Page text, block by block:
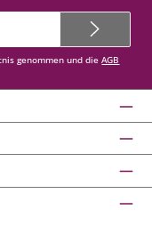
genommen und dieAGB